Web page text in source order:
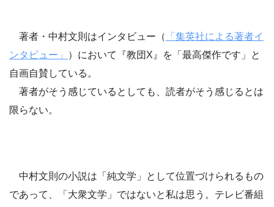
著者・中村文則はインタビュー（
「集英社による著者イ
ンタビュー」
）において『教団X』を「最高傑作です」と
自画自賛している。
著者がそう感じているとしても、読者がそう感じるとは
限らない。
中村文則の小説は「純文学」として位置づけられるもの
であって、「大衆文学」ではないと私は思う。テレビ番組